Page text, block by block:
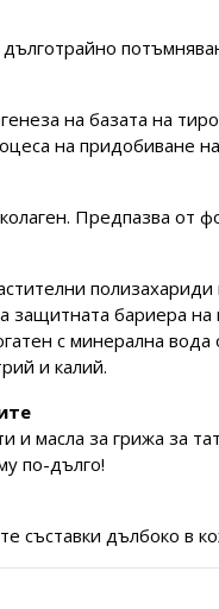
на базата на
на придобиване
Предпазва от
защитната бариера на
с минерална
и калий.
и масла за грижа за
по-дълго!
съставки дълбоко в